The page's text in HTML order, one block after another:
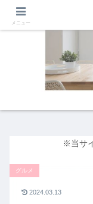
※当サ
グルメ
2024.03.13
メニュー